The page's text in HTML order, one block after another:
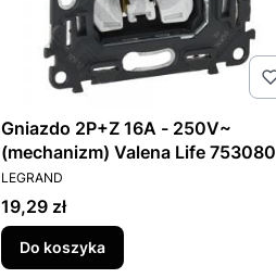
Gniazdo 2P+Z 16A - 250V~
(mechanizm) Valena Life 753080
PRODUCENT
LEGRAND
Cena
19,29 zł
Do koszyka